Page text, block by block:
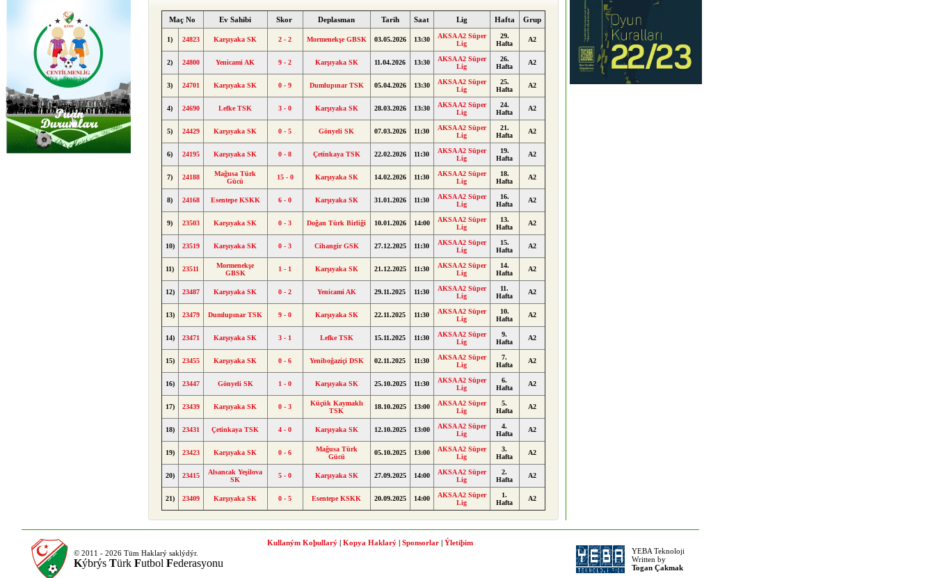
Maç No Ev Sahibi Skor Deplasman Tarih Saat Lig Hafta Grup
1) 24823 Karşıyaka SK 2 - 2 Mormenekşe GBSK 03.05.2026 13:30
AKSA A2 Süper
Lig
29.
Hafta
A2
2) 24800 Yenicami AK 9 - 2 Karşıyaka SK 11.04.2026 13:30
AKSA A2 Süper
Lig
26.
Hafta
A2
3) 24701 Karşıyaka SK 0 - 9 Dumlupınar TSK 05.04.2026 13:30
AKSA A2 Süper
Lig
25.
Hafta
A2
4) 24690 Lefke TSK 3 - 0 Karşıyaka SK 28.03.2026 13:30
AKSA A2 Süper
Lig
24.
Hafta
A2
5) 24429 Karşıyaka SK 0 - 5 Gönyeli SK 07.03.2026 11:30
AKSA A2 Süper
Lig
21.
Hafta
A2
6) 24195 Karşıyaka SK 0 - 8 Çetinkaya TSK 22.02.2026 11:30
AKSA A2 Süper
Lig
19.
Hafta
A2
7) 24188
Mağusa Türk
Gücü
15 - 0 Karşıyaka SK 14.02.2026 11:30
AKSA A2 Süper
Lig
18.
Hafta
A2
8) 24168 Esentepe KSKK 6 - 0 Karşıyaka SK 31.01.2026 11:30
AKSA A2 Süper
Lig
16.
Hafta
A2
9) 23503 Karşıyaka SK 0 - 3 Doğan Türk Birliği 10.01.2026 14:00
AKSA A2 Süper
Lig
13.
Hafta
A2
10) 23519 Karşıyaka SK 0 - 3 Cihangir GSK 27.12.2025 11:30
AKSA A2 Süper
Lig
15.
Hafta
A2
11) 23511
Mormenekşe
GBSK
1 - 1 Karşıyaka SK 21.12.2025 11:30
AKSA A2 Süper
Lig
14.
Hafta
A2
12) 23487 Karşıyaka SK 0 - 2 Yenicami AK 29.11.2025 11:30
AKSA A2 Süper
Lig
11.
Hafta
A2
13) 23479 Dumlupınar TSK 9 - 0 Karşıyaka SK 22.11.2025 11:30
AKSA A2 Süper
Lig
10.
Hafta
A2
14) 23471 Karşıyaka SK 3 - 1 Lefke TSK 15.11.2025 11:30
AKSA A2 Süper
Lig
9.
Hafta
A2
15) 23455 Karşıyaka SK 0 - 6 Yeniboğaziçi DSK 02.11.2025 11:30
AKSA A2 Süper
Lig
7.
Hafta
A2
16) 23447 Gönyeli SK 1 - 0 Karşıyaka SK 25.10.2025 11:30
AKSA A2 Süper
Lig
6.
Hafta
A2
17) 23439 Karşıyaka SK 0 - 3
Küçük Kaymaklı
TSK
18.10.2025 13:00
AKSA A2 Süper
Lig
5.
Hafta
A2
18) 23431 Çetinkaya TSK 4 - 0 Karşıyaka SK 12.10.2025 13:00
AKSA A2 Süper
Lig
4.
Hafta
A2
19) 23423 Karşıyaka SK 0 - 6
Mağusa Türk
Gücü
05.10.2025 13:00
AKSA A2 Süper
Lig
3.
Hafta
A2
20) 23415
Alsancak Yeşilova
SK
5 - 0 Karşıyaka SK 27.09.2025 14:00
AKSA A2 Süper
Lig
2.
Hafta
A2
21) 23409 Karşıyaka SK 0 - 5 Esentepe KSKK 20.09.2025 14:00
AKSA A2 Süper
Lig
1.
Hafta
A2
© 2011 - 2026 Tüm Haklarý saklýdýr.
Kýbrýs Türk Futbol Federasyonu
Kullaným Koþullarý Kopya Haklarý Sponsorlar
Ýletiþim
YEBA Teknoloji
Written by
Togan Çakmak